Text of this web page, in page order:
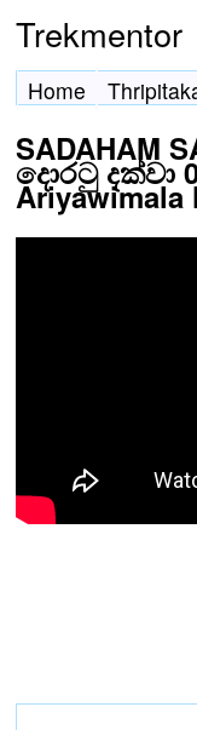
Trekmentor
Home
SADAHAM
දොරටු දක්වා
Ariyawimala